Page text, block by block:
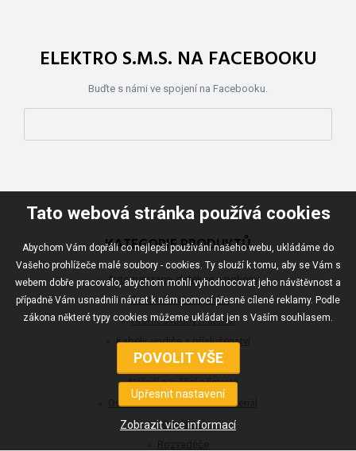
Tato webová stránka používá cookies
Abychom Vám dopřáli co nejlepší používání našeho webu, ukládáme do
Vašeho prohlížeče malé soubory - cookies. Ty slouží k tomu, aby se Vám s
webem dobře pracovalo, abychom mohli vyhodnocovat jeho návštěvnost a
případně Vám usnadnili návrat k nám pomocí přesně cílené reklamy. Podle
zákona některé typy cookies můžeme ukládat jen s Vaším souhlasem.
ELEKTRO S.M.S. NA FACEBOOKU
Buďte s námi ve spojení na Facebooku.
KATEGORIE PRODUKTŮ
Automatizace, detekce a pohony
Fotovoltaické systémy
Hromosvodný materiál
Kabely, vodiče a příslušenství
Komunikace
Nářadí a měřící přístroje
Ostatní elektroinstalační materiál
Osvětlení